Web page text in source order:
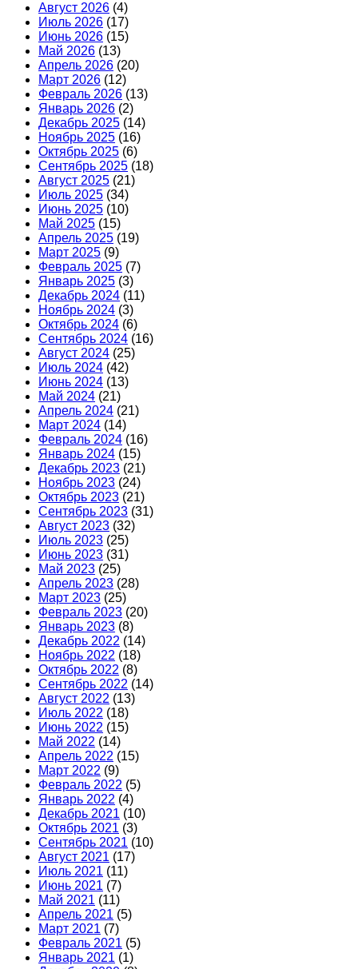
Август 2026 (4)
Июль 2026 (17)
Июнь 2026 (15)
Май 2026 (13)
Апрель 2026 (20)
Март 2026 (12)
Февраль 2026 (13)
Январь 2026 (2)
Декабрь 2025 (14)
Ноябрь 2025 (16)
Октябрь 2025 (6)
Сентябрь 2025 (18)
Август 2025 (21)
Июль 2025 (34)
Июнь 2025 (10)
Май 2025 (15)
Апрель 2025 (19)
Март 2025 (9)
Февраль 2025 (7)
Январь 2025 (3)
Декабрь 2024 (11)
Ноябрь 2024 (3)
Октябрь 2024 (6)
Сентябрь 2024 (16)
Август 2024 (25)
Июль 2024 (42)
Июнь 2024 (13)
Май 2024 (21)
Апрель 2024 (21)
Март 2024 (14)
Февраль 2024 (16)
Январь 2024 (15)
Декабрь 2023 (21)
Ноябрь 2023 (24)
Октябрь 2023 (21)
Сентябрь 2023 (31)
Август 2023 (32)
Июль 2023 (25)
Июнь 2023 (31)
Май 2023 (25)
Апрель 2023 (28)
Март 2023 (25)
Февраль 2023 (20)
Январь 2023 (8)
Декабрь 2022 (14)
Ноябрь 2022 (18)
Октябрь 2022 (8)
Сентябрь 2022 (14)
Август 2022 (13)
Июль 2022 (18)
Июнь 2022 (15)
Май 2022 (14)
Апрель 2022 (15)
Март 2022 (9)
Февраль 2022 (5)
Январь 2022 (4)
Декабрь 2021 (10)
Октябрь 2021 (3)
Сентябрь 2021 (10)
Август 2021 (17)
Июль 2021 (11)
Июнь 2021 (7)
Май 2021 (11)
Апрель 2021 (5)
Март 2021 (7)
Февраль 2021 (5)
Январь 2021 (1)